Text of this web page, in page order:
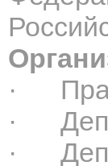
·
·
·